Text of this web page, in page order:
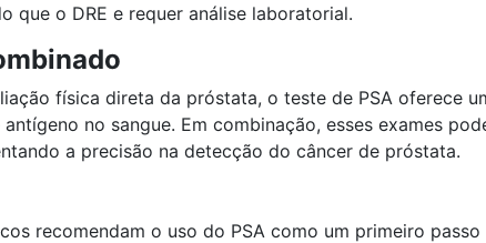
que o DRE e requer análise laboratorial.
física direta da próstata, o teste de PSA oferece
no sangue. Em combinação, esses exames
a precisão na detecção do câncer de próstata.
recomendam o uso do PSA como um primeiro passo